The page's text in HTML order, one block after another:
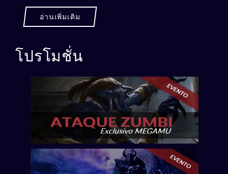
อ่านเพิ่มเติม
โปรโมชั่น